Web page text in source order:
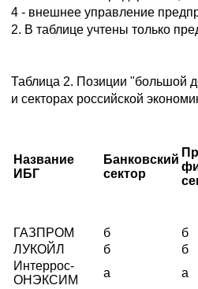
4 - внешнее управление
2. В таблице учтены только
Таблица 2. Позиции "большой
и секторах российской
Название
ИБГ
Банковский
сектор
ГАЗПРОМ б б
ЛУКОЙЛ
б б
Интеррос-
ОНЭКСИМ
а а